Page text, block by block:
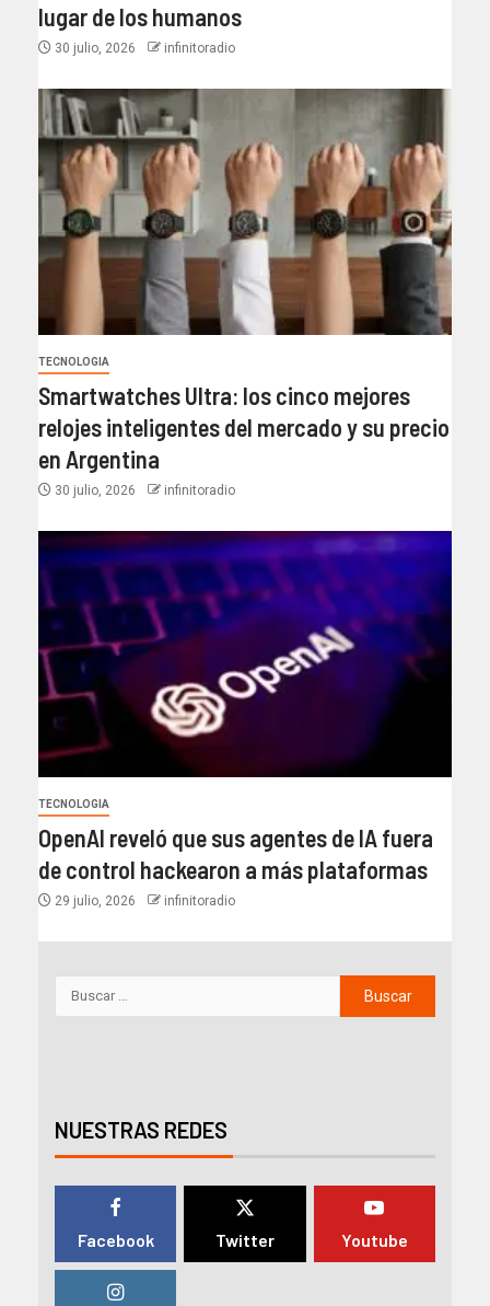
lugar de los humanos
30 julio, 2026 infinitoradio
TECNOLOGIA
Smartwatches Ultra: los cinco mejores
relojes inteligentes del mercado y su precio
en Argentina
30 julio, 2026 infinitoradio
TECNOLOGIA
OpenAI reveló que sus agentes de IA fuera
de control hackearon a más plataformas
29 julio, 2026 infinitoradio
NUESTRAS REDES
Facebook Twitter Youtube